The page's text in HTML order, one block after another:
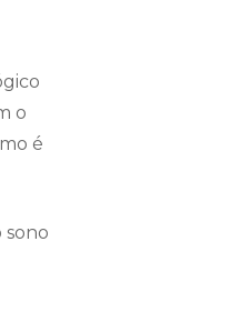
o
é
sono